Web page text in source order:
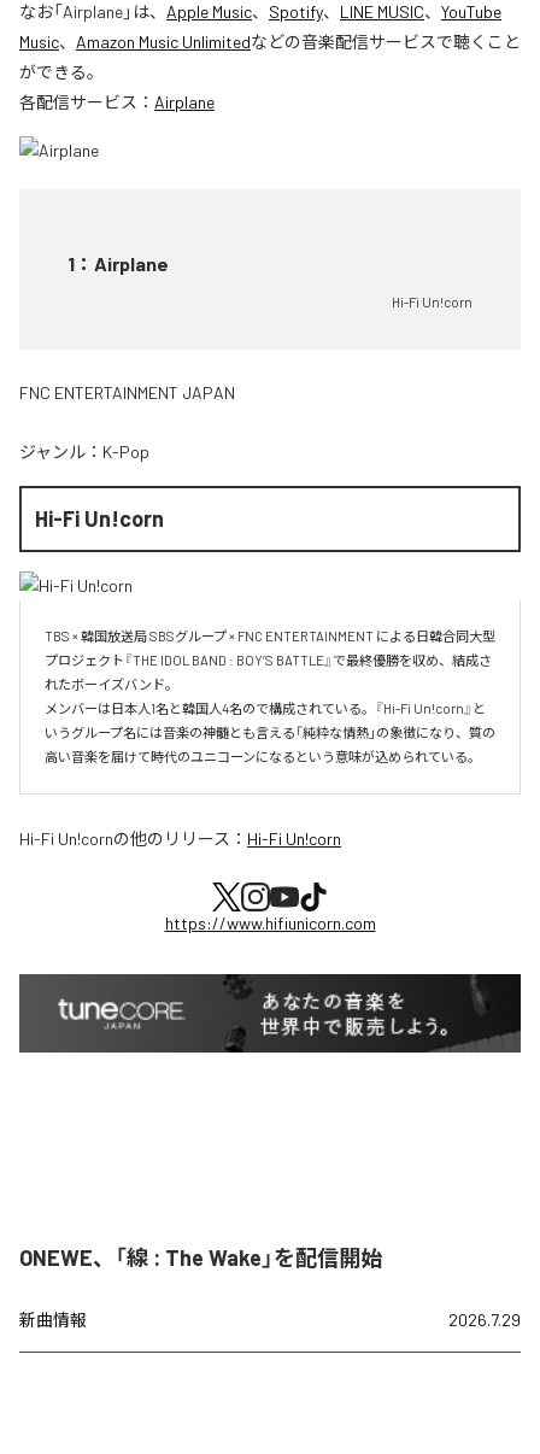
なお「Airplane」は、 Apple Music、 Spotify、 LINE MUSIC、 YouTube
Music、 Amazon Music Unlimitedなどの音楽配信サービスで聴くこと
ができる。
各配信サービス： Airplane
1 ： Airplane
Hi-Fi Un!corn
FNC ENTERTAINMENT JAPAN
ジャンル： K-Pop
Hi-Fi Un!corn
TBS × 韓国放送局 SBSグループ × FNC ENTERTAINMENT による日韓合同大型
プロジェクト『THE IDOL BAND : BOY’S BATTLE』で最終優勝を収め、結成さ
れたボーイズバンド。
メンバーは日本人1名と韓国人4名ので構成されている。『Hi-Fi Un!corn』と
いうグループ名には音楽の神髄とも言える「純粋な情熱」の象徴になり、質の
Hi-Fi Un!cornの他のリリース： Hi-Fi Un!corn
https://www.hifiunicorn.com
ONEWE、「線 : The Wake」を配信開始
新曲情報 2026.7.29